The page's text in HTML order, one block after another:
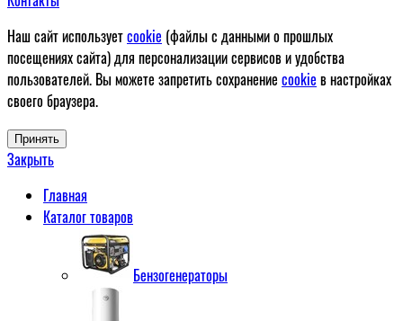
Наш сайт используетcookie (файлы с данными о прошлых
посещениях сайта) для персонализации сервисов и удобства
пользователей. Вы можете запретить сохранение cookie в настройках
своего браузера.
Принять
Закрыть
Главная
Каталог товаров
Бензогенераторы